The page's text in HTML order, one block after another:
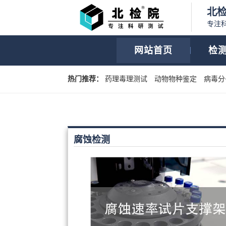
北
专注
网站首页 检
热门推荐： 药理毒理测试 动物物种鉴定 病毒
腐蚀检测